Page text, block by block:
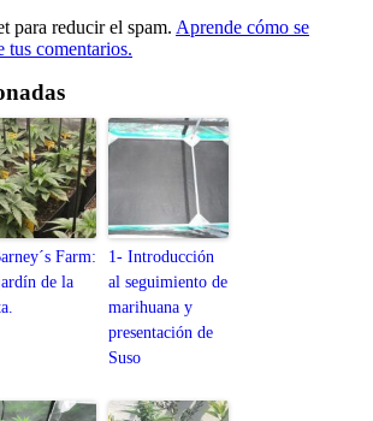
para reducir el spam. Aprende cómo se
tus comentarios.
Farm:
de la
1- Introducción
al seguimiento de
marihuana y
presentación de
Suso